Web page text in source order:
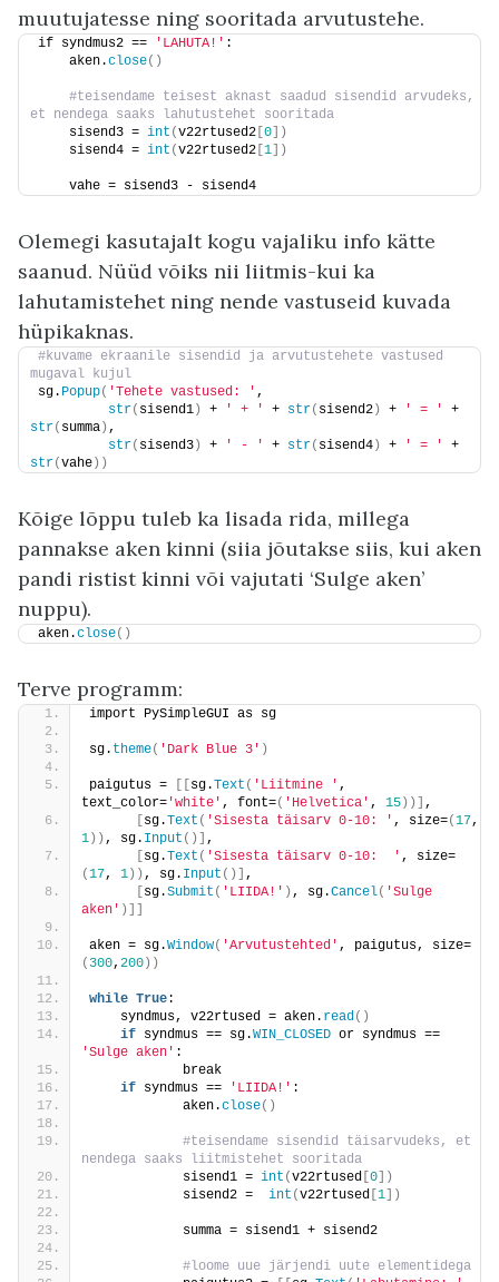
muutujatesse ning sooritada arvutustehe.
if syndmus2 == 'LAHUTA!' :
    aken.
close()
#teisendame teisest aknast saadud sisendid arvudeks,
et nendega saaks lahutustehet sooritada
    sisend3 =
int (v22rtused2 0 ])
    sisend4 =
int (v22rtused2 1 ])
    vahe = sisend3 - sisend4
Olemegi kasutajalt kogu vajaliku info kätte
saanud. Nüüd võiks nii liitmis-kui ka
lahutamistehet ning nende vastuseid kuvada
hüpikaknas.
#kuvame ekraanile sisendid ja arvutustehete vastused
mugaval kujul
sg. Popup( 'Tehete vastused: ' ,
str( sisend1 ) + ' + ' + str( sisend2 ) + ' = '
str( summa ) ,
str( sisend3 ) + ' - ' + str( sisend4 ) + ' = '
str(vahe ))
Kõige lõppu tuleb ka lisada rida, millega
pannakse aken kinni (siia jõutakse siis, kui aken
pandi ristist kinni või vajutati ‘Sulge aken’
nuppu).
aken.close()
Terve programm:
import PySimpleGUI as sg
sg. theme( 'Dark Blue 3' )
paigutus = sg.Text ( 'Liitmine ' ,
text_color= 'white' , font=( 'Helvetica' , 15 ))] ,
sg.Text ( 'Sisesta täisarv 0-10: ' , size=(17
1 )) , sg. Input ()] ,
sg.Text ( 'Sisesta täisarv 0-10:  ' , size=
(17, 1 )) , sg. Input ()] ,
sg.Submit ( 'LIIDA!' ) , sg.Cancel( 'Sulge
aken' )]]
aken = sg.Window( 'Arvutustehted' , paigutus, size=
( 300, 200 ))
while True:
    syndmus, v22rtused = aken.
read()
if syndmus == sg.WIN_CLOSED
'Sulge aken' :
            break
if syndmus == 'LIIDA!' :
            aken.
close()
#teisendame sisendid täisarvudeks, et
nendega saaks liitmistehet sooritada
            sisend1 =
int (v22rtused 0 ])
            sisend2 =
int (v22rtused 1 ])
            summa = sisend1 + sisend2
#loome uue järjendi uute elementidega